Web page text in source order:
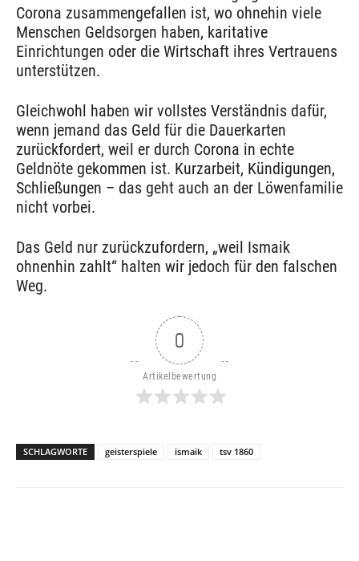
Corona zusammengefallen ist, wo ohnehin viele
Menschen Geldsorgen haben, karitative
Einrichtungen oder die Wirtschaft ihres Vertrauens
unterstützen.
Gleichwohl haben wir vollstes Verständnis dafür,
wenn jemand das Geld für die Dauerkarten
zurückfordert, weil er durch Corona in echte
Geldnöte gekommen ist. Kurzarbeit, Kündigungen,
Schließungen – das geht auch an der Löwenfamilie
nicht vorbei.
Das Geld nur zurückzufordern, „weil Ismaik
ohnenhin zahlt“ halten wir jedoch für den falschen
Weg.
0
Artikelbewertung
SCHLAGWORTE geisterspiele ismaik tsv 1860